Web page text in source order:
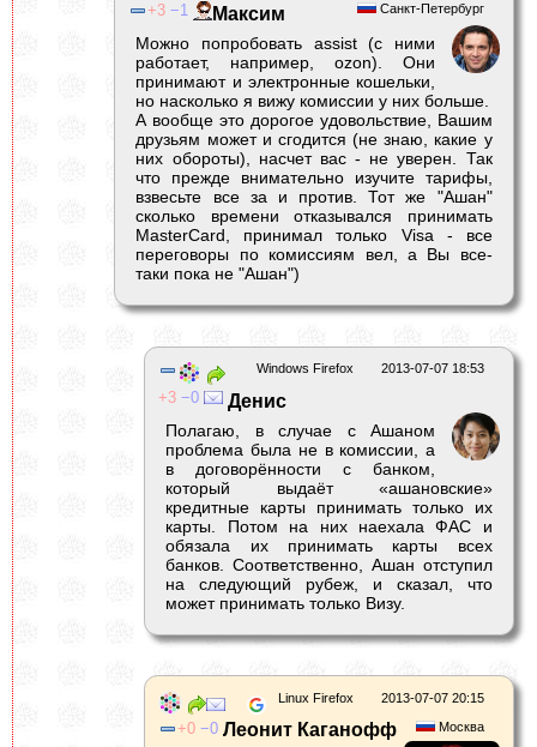
Санкт-Петербург
3 1 Максим
Можно попробовать assist (с ними
работает, например, ozon). Они
принимают и электронные кошельки,
но насколько я вижу комиссии у них больше.
А вообще это дорогое удовольствие, Вашим
друзьям может и сгодится (не знаю, какие у
них обороты), насчет вас - не уверен. Так
что прежде внимательно изучите тарифы,
взвесьте все за и против. Тот же "Ашан"
сколько времени отказывался принимать
MasterCard, принимал только Visa - все
переговоры по комиссиям вел, а Вы все-
таки пока не "Ашан")
2013-07-07 18:53
Windows Firefox
3 0 Денис
Полагаю, в случае с Ашаном
проблема была не в комиссии, а
в договорённости с банком,
который выдаёт «ашановские»
кредитные карты принимать только их
карты. Потом на них наехала ФАС и
обязала их принимать карты всех
банков. Соответственно, Ашан отступил
на следующий рубеж, и сказал, что
может принимать только Визу.
2013-07-07 20:15
Linux Firefox
Москва
0 0 Леонит Каганофф